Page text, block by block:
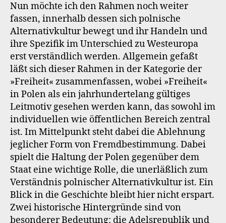
Nun möchte ich den Rahmen noch weiter
fassen, innerhalb dessen sich polnische
Alternativkultur bewegt und ihr Handeln und
ihre Spezifik im Unterschied zu Westeuropa
erst verständlich werden. Allgemein gefaßt
läßt sich dieser Rahmen in der Kategorie der
»Freiheit« zusammenfassen, wobei »Freiheit«
in Polen als ein jahrhundertelang gültiges
Leitmotiv gesehen werden kann, das sowohl im
individuellen wie öffentlichen Bereich zentral
ist. Im Mittelpunkt steht dabei die Ablehnung
jeglicher Form von Fremdbestimmung. Dabei
spielt die Haltung der Polen gegenüber dem
Staat eine wichtige Rolle, die unerläßlich zum
Verständnis polnischer Alternativkultur ist. Ein
Blick in die Geschichte bleibt hier nicht erspart.
Zwei historische Hintergründe sind von
besonderer Bedeutung: die Adelsrepublik und